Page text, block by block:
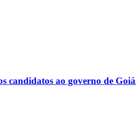
candidatos ao governo de